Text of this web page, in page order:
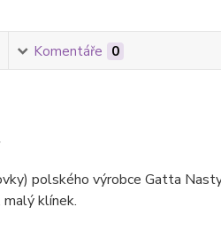
Komentáře 0
polského výrobce Gatta
klínek.